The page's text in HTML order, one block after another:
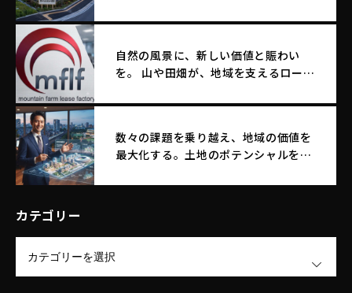
自然の風景に、新しい価値と賑わい
を。 山や田畑が、地域を支えるロード
数々の課題を乗り越え、地域の価値を
最大化する。土地のポテンシャルを引
リー株式会社
カテゴリー